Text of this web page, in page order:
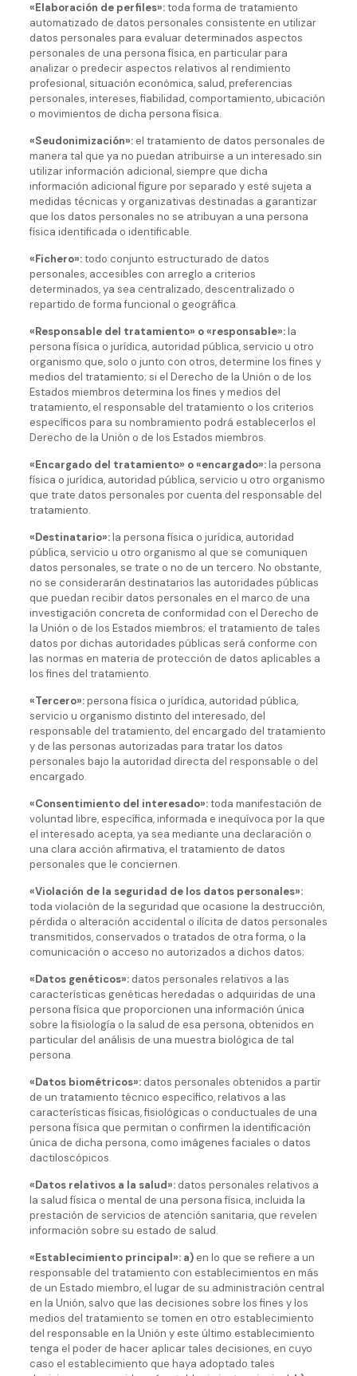
«Elaboración de perfiles»:toda forma de tratamiento
automatizado de datos personales consistente en utilizar
datos personales para evaluar determinados aspectos
personales de una persona física, en particular para
analizar o predecir aspectos relativos al rendimiento
profesional, situación económica, salud, preferencias
personales, intereses, fiabilidad, comportamiento, ubicación
o movimientos de dicha persona física.
«Seudonimización»:el tratamiento de datos personales de
manera tal que ya no puedan atribuirse a un interesado sin
utilizar información adicional, siempre que dicha
información adicional figure por separado y esté sujeta a
medidas técnicas y organizativas destinadas a garantizar
que los datos personales no se atribuyan a una persona
física identificada o identificable.
«Fichero»:todo conjunto estructurado de datos
personales, accesibles con arreglo a criterios
determinados, ya sea centralizado, descentralizado o
repartido de forma funcional o geográfica.
«Responsable del tratamiento» o «responsable»:la
persona física o jurídica, autoridad pública, servicio u otro
organismo que, solo o junto con otros, determine los fines y
medios del tratamiento; si el Derecho de la Unión o de los
Estados miembros determina los fines y medios del
tratamiento, el responsable del tratamiento o los criterios
específicos para su nombramiento podrá establecerlos el
Derecho de la Unión o de los Estados miembros.
«Encargado del tratamiento» o «encargado»:la persona
física o jurídica, autoridad pública, servicio u otro organismo
que trate datos personales por cuenta del responsable del
tratamiento.
«Destinatario»:la persona física o jurídica, autoridad
pública, servicio u otro organismo al que se comuniquen
datos personales, se trate o no de un tercero. No obstante,
no se considerarán destinatarios las autoridades públicas
que puedan recibir datos personales en el marco de una
investigación concreta de conformidad con el Derecho de
la Unión o de los Estados miembros; el tratamiento de tales
datos por dichas autoridades públicas será conforme con
las normas en materia de protección de datos aplicables a
los fines del tratamiento.
«Tercero»:persona física o jurídica, autoridad pública,
servicio u organismo distinto del interesado, del
responsable del tratamiento, del encargado del tratamiento
y de las personas autorizadas para tratar los datos
personales bajo la autoridad directa del responsable o del
encargado.
«Consentimiento del interesado»:toda manifestación de
voluntad libre, específica, informada e inequívoca por la que
el interesado acepta, ya sea mediante una declaración o
una clara acción afirmativa, el tratamiento de datos
personales que le conciernen.
«Violación de la seguridad de los datos personales»:
toda violación de la seguridad que ocasione la destrucción,
pérdida o alteración accidental o ilícita de datos personales
transmitidos, conservados o tratados de otra forma, o la
comunicación o acceso no autorizados a dichos datos;
«Datos genéticos»:datos personales relativos a las
características genéticas heredadas o adquiridas de una
persona física que proporcionen una información única
sobre la fisiología o la salud de esa persona, obtenidos en
particular del análisis de una muestra biológica de tal
persona.
«Datos biométricos»:datos personales obtenidos a partir
de un tratamiento técnico específico, relativos a las
características físicas, fisiológicas o conductuales de una
persona física que permitan o confirmen la identificación
única de dicha persona, como imágenes faciales o datos
dactiloscópicos.
«Datos relativos a la salud»:datos personales relativos a
la salud física o mental de una persona física, incluida la
prestación de servicios de atención sanitaria, que revelen
información sobre su estado de salud.
«Establecimiento principal»: a)en lo que se refiere a un
responsable del tratamiento con establecimientos en más
de un Estado miembro, el lugar de su administración central
en la Unión, salvo que las decisiones sobre los fines y los
medios del tratamiento se tomen en otro establecimiento
del responsable en la Unión y este último establecimiento
tenga el poder de hacer aplicar tales decisiones, en cuyo
caso el establecimiento que haya adoptado tales